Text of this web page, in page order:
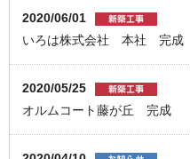
2020/06/01
いろは株式会社 本社 完成
2020/05/25
オルムコート藤が丘 完成